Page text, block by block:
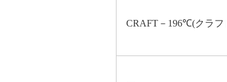
CRAFT － 196℃(クラフ